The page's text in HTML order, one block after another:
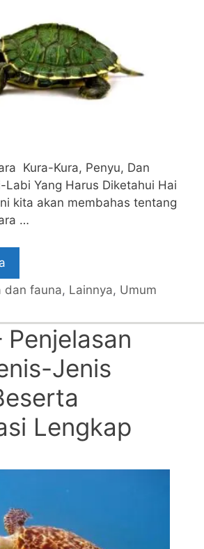
Kura-Kura, Penyu, Dan
Labi Yang Harus Diketahui Hai
kita akan membahas tentang
…
dan fauna, Lainnya, Umum
Penjelasan
Jenis
Lengkap